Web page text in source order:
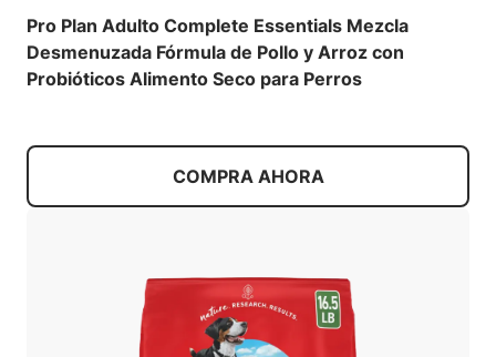
Pro Plan Adulto Complete Essentials Mezcla
Desmenuzada Fórmula de Pollo y Arroz con
Probióticos Alimento Seco para Perros
COMPRA AHORA